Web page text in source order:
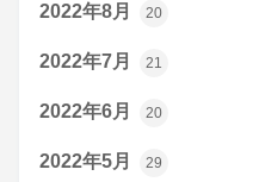
2022年8月 20
2022年7月 21
2022年6月 20
2022年5月 29